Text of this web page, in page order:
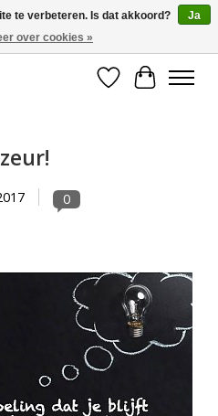
voordelig.
Verlanglijst
0
te verbeteren. Is dat akkoord?
Ja
over cookies »